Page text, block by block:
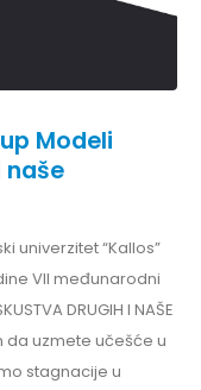
Modeli
univerzitet “Kallos”
VII međunarodni
DRUGIH I NAŠE
da uzmete učešće u
stagnacije u